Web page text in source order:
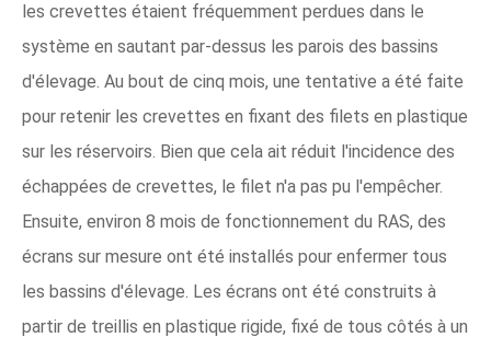
les crevettes étaient fréquemment perdues dans le
système en sautant par-dessus les parois des bassins
d'élevage. Au bout de cinq mois, une tentative a été faite
pour retenir les crevettes en fixant des filets en plastique
sur les réservoirs. Bien que cela ait réduit l'incidence des
échappées de crevettes, le filet n'a pas pu l'empêcher.
Ensuite, environ 8 mois de fonctionnement du RAS, des
écrans sur mesure ont été installés pour enfermer tous
les bassins d'élevage. Les écrans ont été construits à
partir de treillis en plastique rigide, fixé de tous côtés à un